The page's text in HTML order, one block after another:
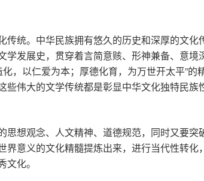
统。中华民族拥有悠久的历史和深厚的文化
发展史，贯穿着言简意赅、形神兼备、意境
，以仁爱为本；厚德化育，为万世开太平”的
伟大的文学传统都是彰显中华文化独特民族
想观念、人文精神、道德规范，同时又要突
意义的文化精髓提炼出来，进行当代性转化
化。